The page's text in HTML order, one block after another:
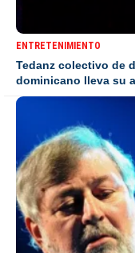
ENTRETENIMIENTO
Tedanz colectivo de
dominicano lleva su